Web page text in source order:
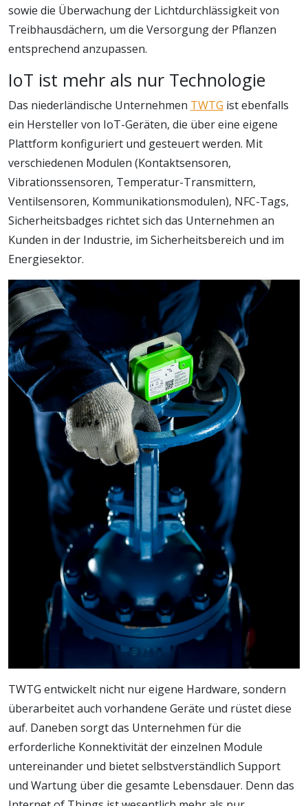
sowie die Überwachung der Lichtdurchlässigkeit von
Treibhausdächern, um die Versorgung der Pflanzen
entsprechend anzupassen.
IoT ist mehr als nur Technologie
Das niederländische Unternehmen TWTG ist ebenfalls
ein Hersteller von IoT-Geräten, die über eine eigene
Plattform konfiguriert und gesteuert werden. Mit
verschiedenen Modulen (Kontaktsensoren,
Vibrationssensoren, Temperatur-Transmittern,
Ventilsensoren, Kommunikationsmodulen), NFC-Tags,
Sicherheitsbadges richtet sich das Unternehmen an
Kunden in der Industrie, im Sicherheitsbereich und im
Energiesektor.
TWTG entwickelt nicht nur eigene Hardware, sondern
überarbeitet auch vorhandene Geräte und rüstet diese
auf. Daneben sorgt das Unternehmen für die
erforderliche Konnektivität der einzelnen Module
untereinander und bietet selbstverständlich Support
und Wartung über die gesamte Lebensdauer. Denn das